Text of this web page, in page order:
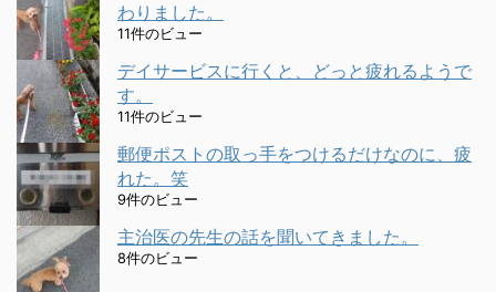
わりました。
11件のビュー
デイサービスに行くと、どっと疲れるようで
す。
11件のビュー
郵便ポストの取っ手をつけるだけなのに、疲
れた。笑
9件のビュー
主治医の先生の話を聞いてきました。
8件のビュー